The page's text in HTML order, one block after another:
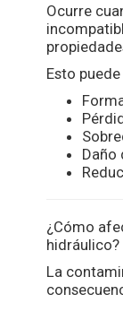
Ocurre
Esto
Daño
¿Cómo
hidráulico?
La